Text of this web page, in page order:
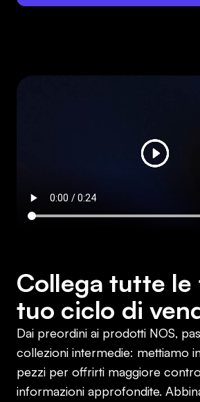
Collega tutte le
tuo ciclo di
Dai preordini ai prodotti NOS,
collezioni intermedie: mettiamo
pezzi per offrirti maggiore
informazioni approfondite.